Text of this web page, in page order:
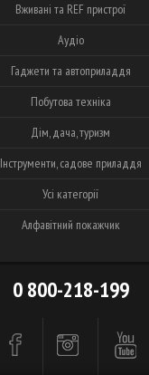
Вживані та REF пристрої
Аудіо
Гаджети та автоприладдя
Побутова техніка
Дім, дача, туризм
Інструменти, садове приладдя
Усі категорії
Алфавітний покажчик
0 800-218-199